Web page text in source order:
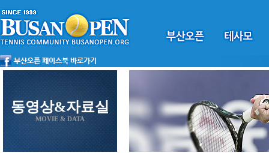
동영상&자료실
MOVIE & DATA